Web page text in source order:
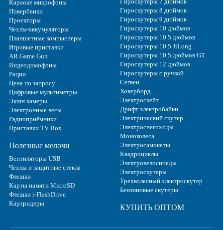
Караоке микрофоны
Повербанки
Проекторы
Чехлы-аккумуляторы
Планшетные компьютеры
Игровые приставки
AR Game Gun
Видеодомофоны
Рации
Цена по запросу
Цифровые мультиметры
Экшн камеры
Электронные весы
Радиоприёмники
Приставки TV Box
Полезные мелочи
Вентиляторы USB
Чехлы и защитные стекла
Флешки
Карты памяти MicroSD
Флешки i-FlashDrive
Картридеры
Гироскутеры 8 дюймов
Гироскутеры 9 дюймов
Гироскутеры 10 дюймов
Гироскутеры 10.5 дюймов
Гироскутеры 10.5 JiLong
Гироскутеры 10.5 дюймов GT
Гироскутеры 12 дюймов
Гироскутеры с ручкой
Сегвеи
Ховерборд
Электроскейт
Дрифт электробайки
Электрический скутер
Электроснегоходы
Моноколеса
Электросамокаты
Квадроциклы
Электровелосипеды
Электроскутеры
Трехколесный электроскутер
Бензиновые скутеры
КУПИТЬ ОПТОМ